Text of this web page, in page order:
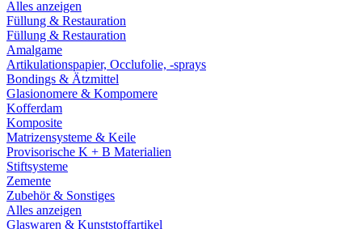
Alles anzeigen
Füllung & Restauration
Füllung & Restauration
Amalgame
Artikulationspapier, Occlufolie, -sprays
Bondings & Ätzmittel
Glasionomere & Kompomere
Kofferdam
Komposite
Matrizensysteme & Keile
Provisorische K + B Materialien
Stiftsysteme
Zemente
Zubehör & Sonstiges
Alles anzeigen
Glaswaren & Kunststoffartikel